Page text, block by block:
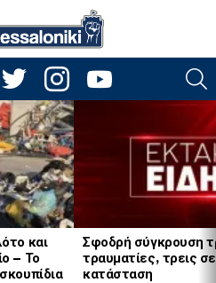
twitter instagramyoutube
και
– Το
Σφοδρή σύγκρουση
τραυματίες, τρεις
κατάσταση